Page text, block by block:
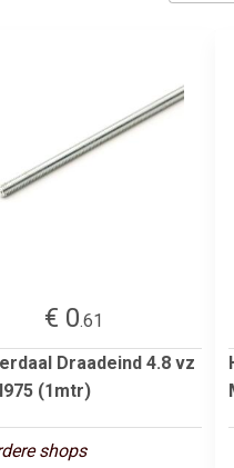
€ 0.61
Draadeind 4.8 vz
(1mtr)
shops